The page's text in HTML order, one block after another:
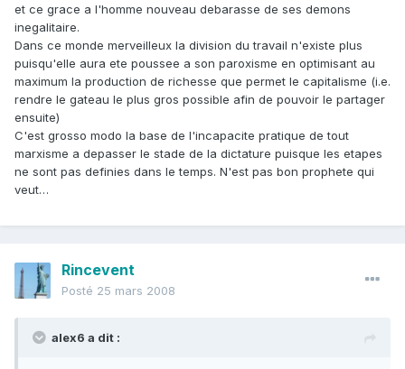
et ce grace a l'homme nouveau debarasse de ses demons
inegalitaire.
Dans ce monde merveilleux la division du travail n'existe plus
puisqu'elle aura ete poussee a son paroxisme en optimisant au
maximum la production de richesse que permet le capitalisme (i.e.
rendre le gateau le plus gros possible afin de pouvoir le partager
ensuite)
C'est grosso modo la base de l'incapacite pratique de tout
marxisme a depasser le stade de la dictature puisque les etapes
ne sont pas definies dans le temps. N'est pas bon prophete qui
veut…
Rincevent
Posté 25 mars 2008
alex6 a dit :